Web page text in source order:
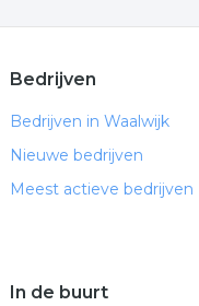
Bedrijven
Bedrijven in Waalwijk
Nieuwe bedrijven
Meest actieve bedrijven
In de buurt